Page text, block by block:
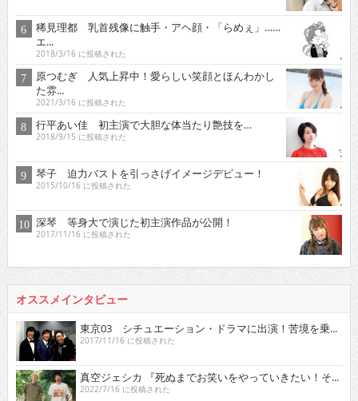
稀見理都 乳首残像に触手・アヘ顔・「らめぇ」……
エ...
2018/3/16 に投稿された
原つむぎ 人気上昇中！愛らしい笑顔とほんわかし
た雰...
2021/3/16 に投稿された
行平あい佳 初主演で大胆な体当たり艶技を…
2018/9/15 に投稿された
琴子 迫力バストを引っさげイメージデビュー！
2015/10/16 に投稿された
深琴 等身大で演じた初主演作品が公開！
2017/11/16 に投稿された
オススメインタビュー
東京03 シチュエーション・ドラマに出演！苦境を乗...
2017/11/16 に投稿された
真空ジェシカ 『死ぬまでお笑いをやっていきたい！そ...
2022/7/16 に投稿された